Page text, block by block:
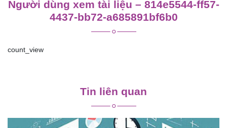
Người dùng xem tài liệu – 814e5544-ff57-
4437-bb72-a685891bf6b0
count_view
Tin liên quan